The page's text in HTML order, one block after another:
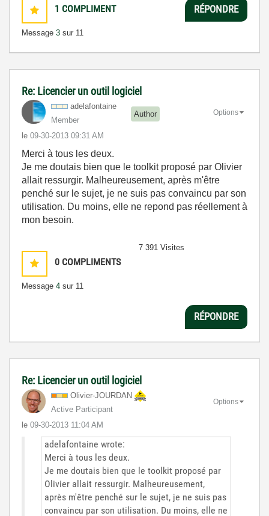
1 COMPLIMENT
Message 3 sur 11
RÉPONDRE
Re: Licencier un outil logiciel
adelafontaine
Member
Author
le ‎09-30-2013 09:31 AM
Options
Merci à tous les deux.
Je me doutais bien que le toolkit proposé par Olivier
allait ressurgir. Malheureusement, après m'être
penché sur le sujet, je ne suis pas convaincu par son
utilisation. Du moins, elle ne repond pas réellement à
mon besoin.
0 COMPLIMENTS
Message 4 sur 11
7 391 Visites
RÉPONDRE
Re: Licencier un outil logiciel
Olivier-JOURDAN
Active Participant
le ‎09-30-2013 11:04 AM
Options
adelafontaine wrote:
Merci à tous les deux.
Je me doutais bien que le toolkit proposé par
Olivier allait ressurgir. Malheureusement,
après m'être penché sur le sujet, je ne suis pas
convaincu par son utilisation. Du moins, elle ne